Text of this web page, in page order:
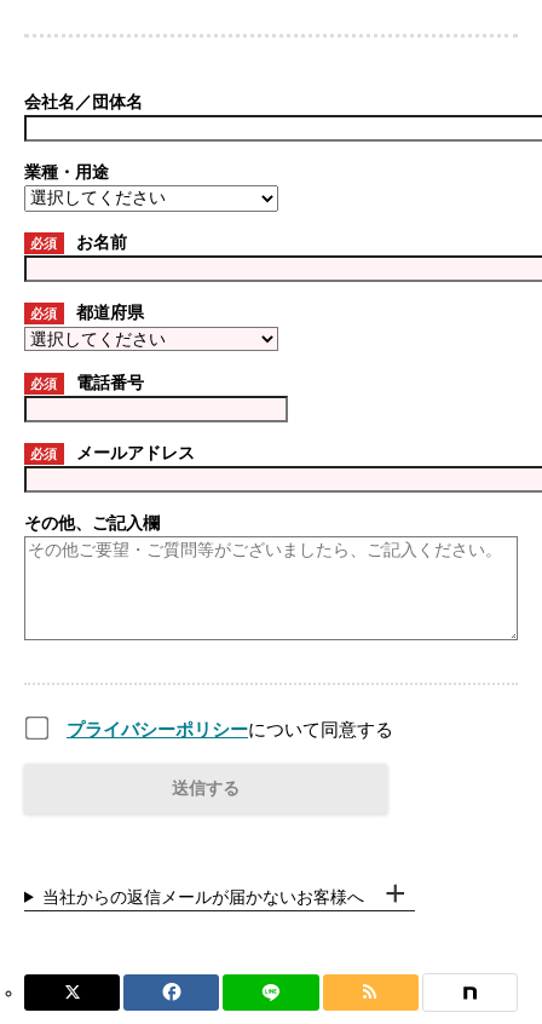
会社名／団体名
業種・用途
必須 お名前
必須 都道府県
必須 電話番号
必須 メールアドレス
その他、ご記入欄
プライバシーポリシーについて同意する
当社からの返信メールが届かないお客様へ